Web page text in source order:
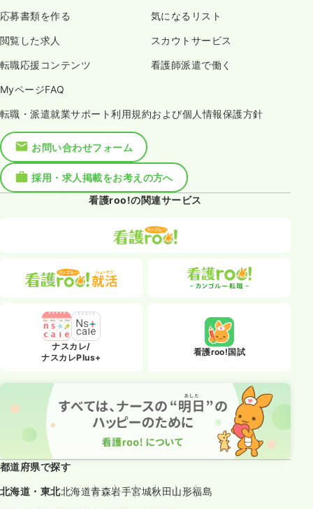
応募書類を作る 気になるリスト
閲覧した求人 スカウトサービス
転職応援コンテンツ 看護師派遣で働く
MyページFAQ
転職・派遣就業サポート利用規約および個人情報保護方針
お問い合わせフォーム
採用・求人掲載をお考えの方へ
看護roo!の関連サービス
ナスカレ/
ナスカレPlus+
看護roo!国試
都道府県で探す
北海道・東北北海道青森岩手宮城秋田山形福島